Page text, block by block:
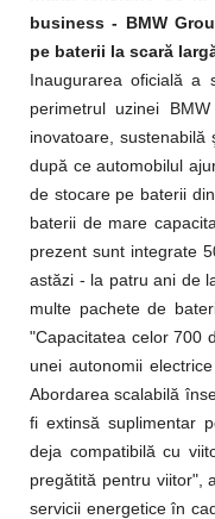
business - BMW
pe baterii la scară
Inaugurarea oficială a
perimetrul uzinei
inovatoare,
după ce automobilul
de stocare pe baterii
baterii de mare
prezent sunt integrate
astăzi - la patru ani de
multe pachete de
"Capacitatea celor 700
unei autonomii
Abordarea scalabilă
fi extinsă suplimentar
deja compatibilă cu
pregătită pentru viitor",
servicii energetice în